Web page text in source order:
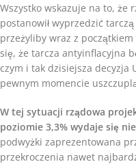
Wszystko wskazuje na to, że
postanowił wyprzedzić
przeżyliby wraz z
się, że tarcza antyinflacyjna
czym i tak dzisiejsza decyzja
pewnym momencie
W tej sytuacji rządowa
poziomie 3,3% wydaje się
podwyżki zaprezentowana
przekroczenia nawet